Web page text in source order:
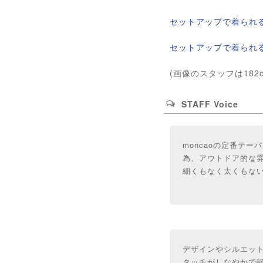
セットアップで着られ
セットアップで着られ
(画像のスタッフは
STAFF Voice
moncaoの定番テー
為、アウトドア的な
細くもなく太くもな
デザインやシルエッ